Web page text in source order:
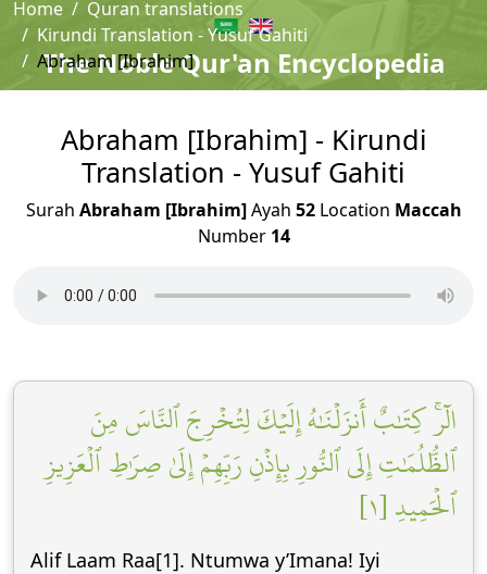
The Noble Qur'an Encyclopedia
Home
Quran translations
Kirundi Translation - Yusuf Gahiti
Abraham [Ibrahim]
Abraham [Ibrahim] - Kirundi
Translation - Yusuf Gahiti
Surah Abraham [Ibrahim]Ayah 52Location Maccah
Number 14
الٓرۚ كِتَٰبٌ أَنزَلۡنَٰهُ إِلَيۡكَ لِتُخۡرِجَ ٱلنَّاسَ مِنَ
ٱلظُّلُمَٰتِ إِلَى ٱلنُّورِ بِإِذۡنِ رَبِّهِمۡ إِلَىٰ صِرَٰطِ ٱلۡعَزِيزِ
ٱلۡحَمِيدِ [١]
Alif Laam Raa[1]. Ntumwa y’Imana! Iyi